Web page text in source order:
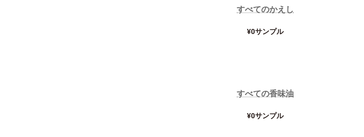
すべてのかえし
¥0サンプル
すべての香味油
¥0サンプル